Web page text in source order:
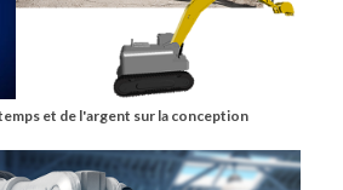
et de l'argent sur la conception